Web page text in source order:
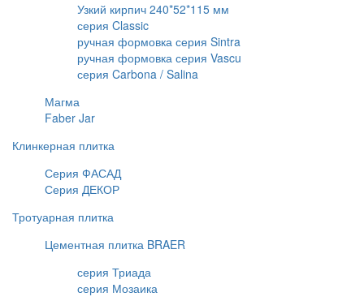
Узкий кирпич 240*52*115 мм
серия Classic
ручная формовка серия Sintra
ручная формовка серия Vascu
серия Carbona / Salina
Магма
Faber Jar
Клинкерная плитка
Серия ФАСАД
Серия ДЕКОР
Тротуарная плитка
Цементная плитка BRAER
серия Триада
серия Мозаика